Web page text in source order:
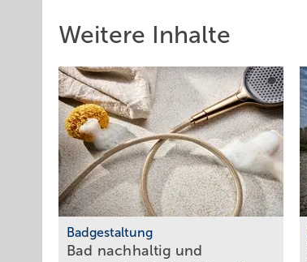
Weitere Inhalte
Badgestaltung
Bad nachhaltig und